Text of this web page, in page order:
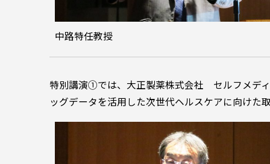
中路特任教授
特別講演①では、大正製薬株式会社 セルフメデ
ッグデータを活用した次世代ヘルスケアに向けた